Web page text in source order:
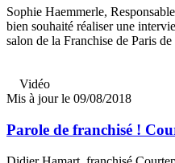
Sophie Haemmerle,
bien souhaité réaliser une
salon de la Franchise de Paris
Vidéo
Mis à jour le 09/08/2018
Parole de franchisé !